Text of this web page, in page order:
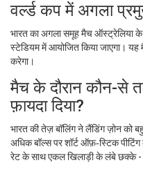
वर्ल्ड कप में अगला
भारत का अगला समूह मैच ऑस्ट्रेलिया के
स्टेडियम में आयोजित किया जाएगा। यह
करेगा।
मैच के दौरान कौन-से
फ़ायदा दिया?
भारत की तेज़ बॉलिंग ने लैंडिंग ज़ोन को
अधिक बॉल्स पर शॉर्ट ऑफ़‑स्टिक
रेट के साथ एकल खिलाड़ी के लंबे छक्के -